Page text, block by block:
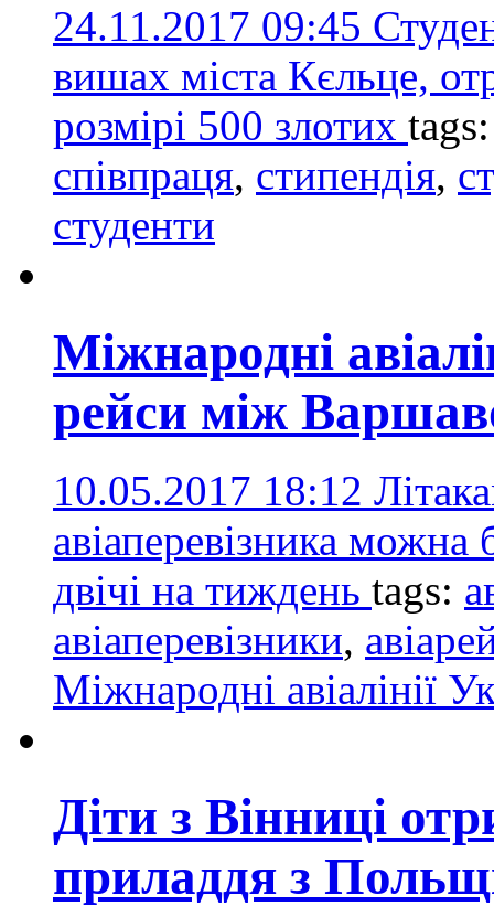
24.11.2017 09:45
вишах міста Кєльце,
розмірі 500 злотих
співпраця, стипендія,
студенти
Міжнародні
рейси між
10.05.2017 18:12
авіаперевізника
двічі на тиждень tags:
авіаперевізники,
Міжнародні авіалінії
Діти з Вінниці
приладдя з